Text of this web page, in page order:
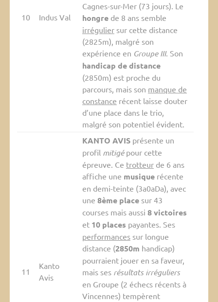
10 Indus Val
Cagnes-sur-Mer (73 jours). Le
hongrede 8 ans semble
irréguliersur cette distance
(2825m), malgré son
expérience en Groupe III. Son
handicap de distance
(2850m) est proche du
parcours, mais son manque de
constance récent laisse douter
d’une place dans le trio,
malgré son potentiel évident.
11
Kanto
Avis
KANTO AVISprésente un
profil mitigépour cette
épreuve. Ce trotteurde 6 ans
affiche une musiquerécente
en demi-teinte (3a0aDa), avec
une 8ème placesur 43
courses mais aussi 8 victoires
et 10 places payantes. Ses
performancessur longue
distance (2850m handicap)
pourraient jouer en sa faveur,
mais ses résultats irréguliers
en Groupe (2 échecs récents à
Vincennes) tempèrent